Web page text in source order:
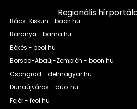
Regionális
Bács-Kiskun - baon.hu
Baranya - bama.hu
Békés - beol.hu
Borsod-Abaúj-Zemplén - boon.hu
Csongrád - delmagyar.hu
Dunaújváros - duol.hu
Fejér - feol.hu